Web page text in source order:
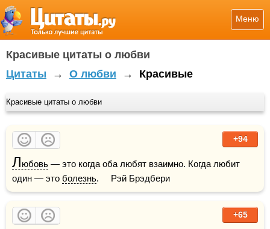
Меню
Красивые цитаты о любви
Цитаты → О любви → Красивые
Красивые цитаты о любви
+94
Любовь — это когда оба любят взаимно. Когда любит
один — это болезнь.     Рэй Брэдбери
+65